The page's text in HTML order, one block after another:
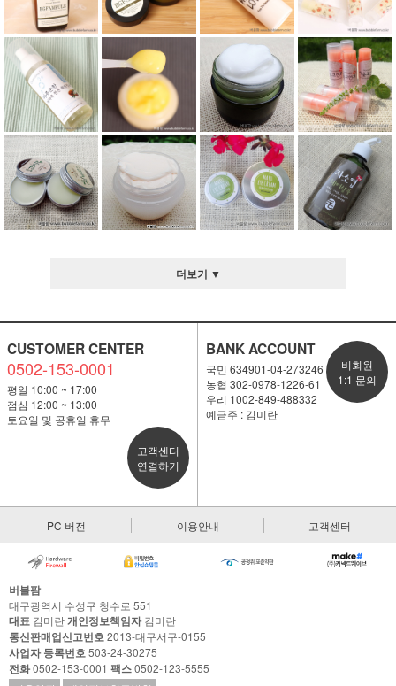
더보기 ▼
CUSTOMER CENTER
0502-153-0001
평일 10:00 ~ 17:00
점심 12:00 ~ 13:00
토요일 및 공휴일 휴무
고객센터
연결하기
BANK ACCOUNT
국민 634901-04-273246
농협 302-0978-1226-61
우리 1002-849-488332
예금주 : 김미란
비회원
1:1 문의
PC 버전 이용안내 고객센터
버블팜
대구광역시 수성구 청수로 551
대표 김미란개인정보책임자김미란
통신판매업신고번호2013-대구서구-0155
사업자 등록번호503-24-30275
전화0502-153-0001 팩스0502-123-5555